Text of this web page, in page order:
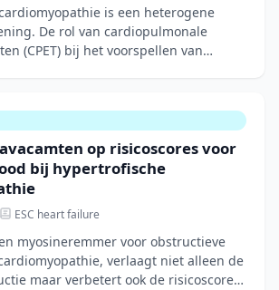
is een heterogene
De rol van cardiopulmonale
(CPET) bij het voorspellen van
op risicoscores voor
bij hypertrofische
ESC heart failure
myosineremmer voor obstructieve
verlaagt niet alleen de
maar verbetert ook de risicoscores